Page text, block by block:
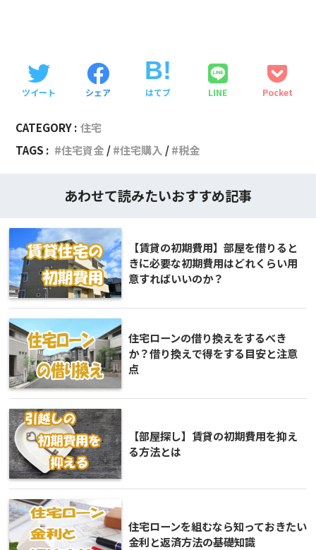
ツイート シェア はてブ LINE Pocket
CATEGORY : 住宅
TAGS :
住宅資金 住宅購入 税金
あわせて読みたいおすすめ記事
【賃貸の初期費用】部屋を借りると
きに必要な初期費用はどれくらい用
意すればいいのか？
住宅ローンの借り換えをするべき
か？借り換えで得をする目安と注意
点
【部屋探し】賃貸の初期費用を抑え
る方法とは
住宅ローンを組むなら知っておきたい
金利と返済方法の基礎知識